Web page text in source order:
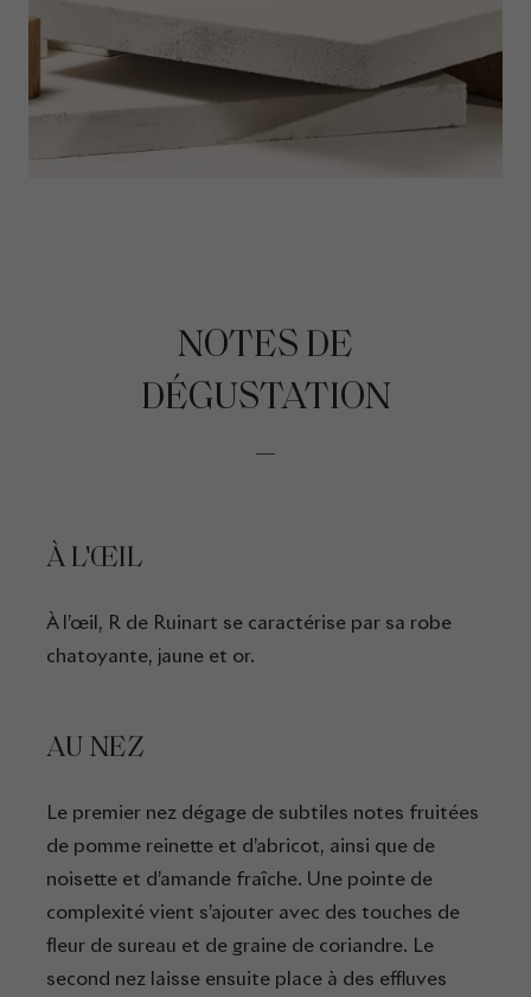
NOTES DE
DÉGUSTATION
À L'ŒIL
À l’œil, R de Ruinart se caractérise par sa robe
chatoyante, jaune et or.
AU NEZ
Le premier nez dégage de subtiles notes fruitées
de pomme reinette et d’abricot, ainsi que de
noisette et d’amande fraîche. Une pointe de
complexité vient s’ajouter avec des touches de
fleur de sureau et de graine de coriandre. Le
second nez laisse ensuite place à des effluves